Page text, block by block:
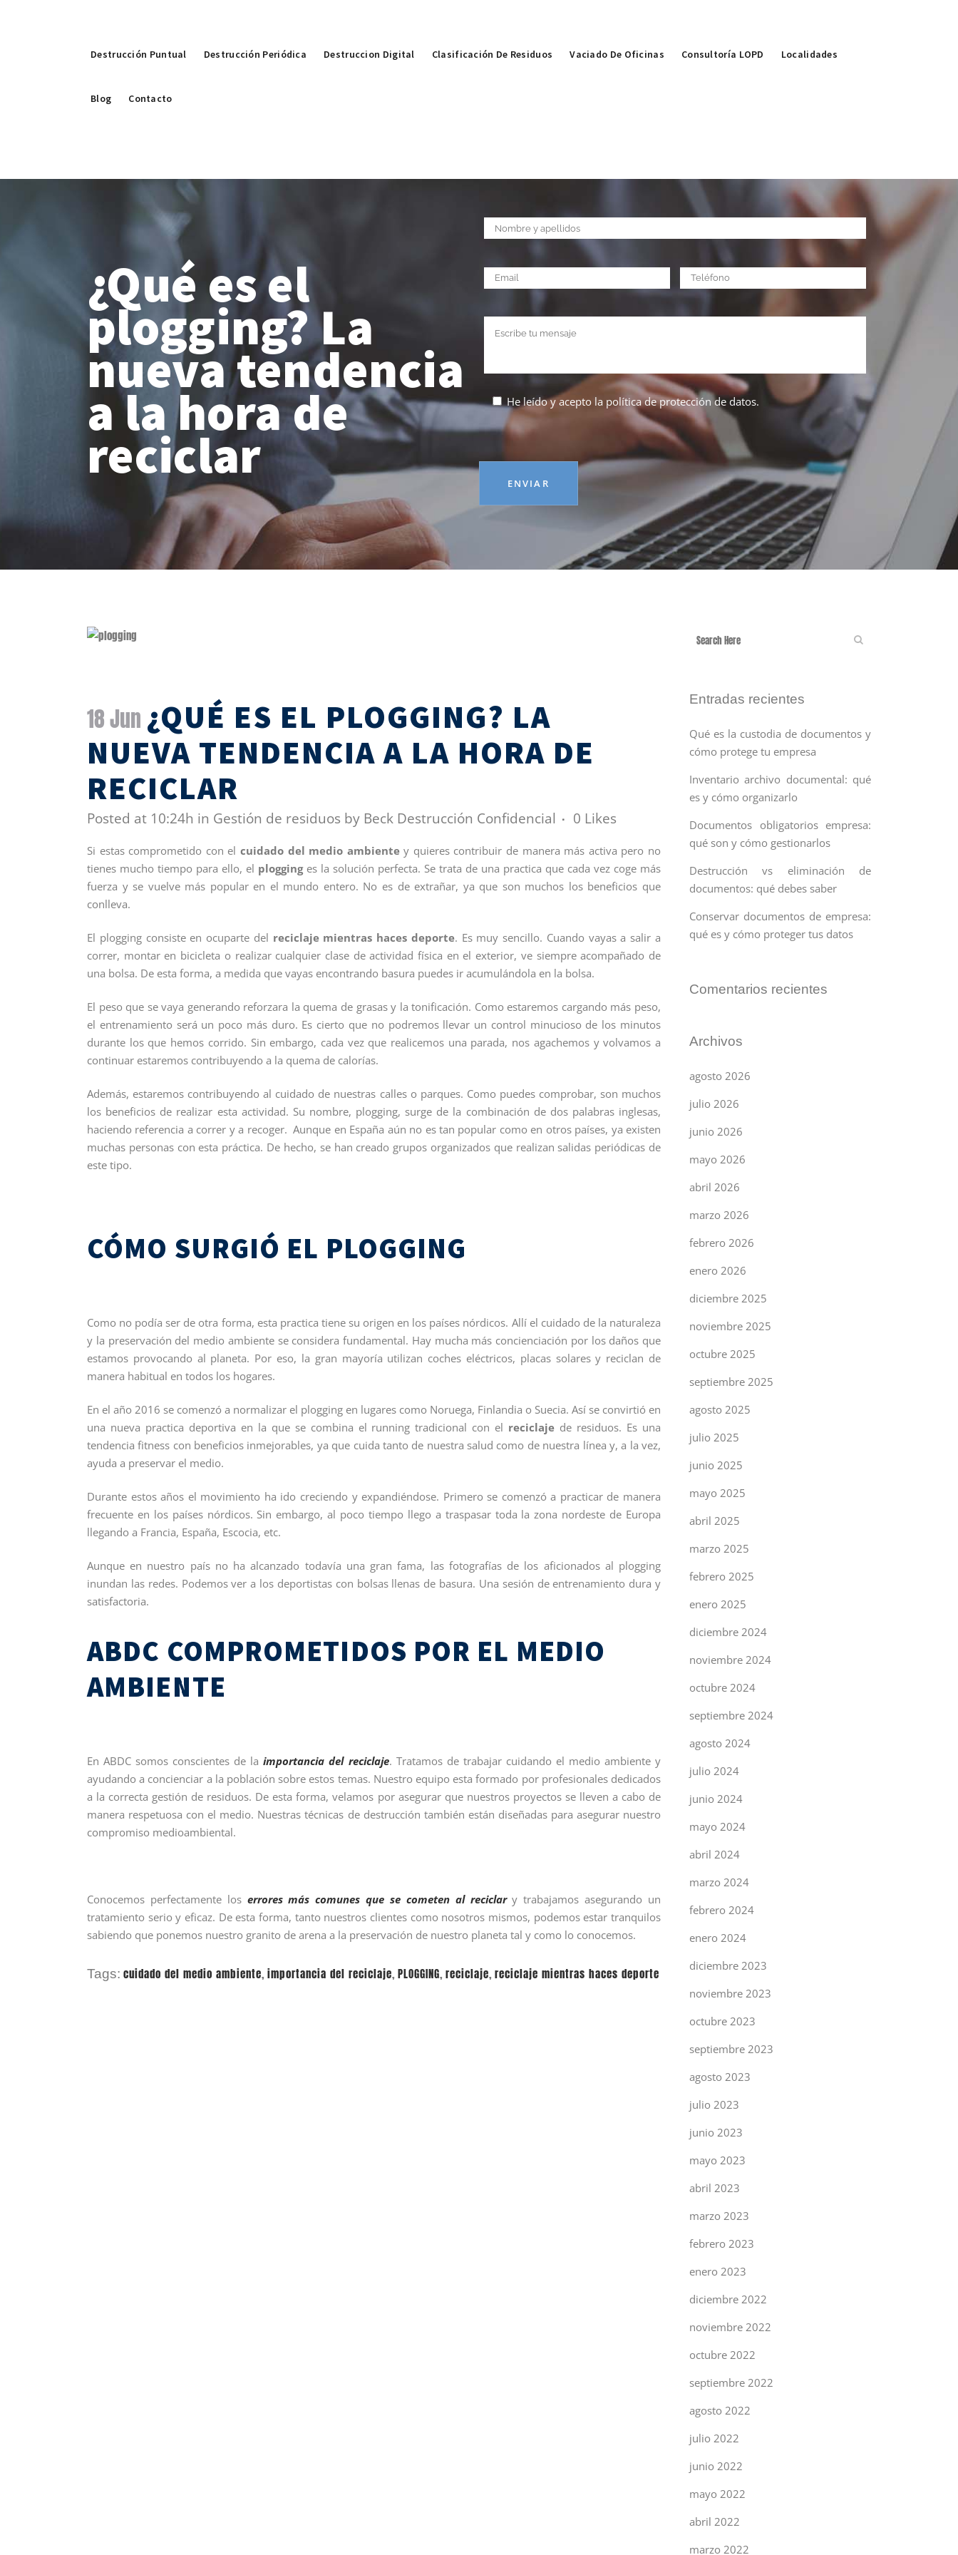
Destrucción Puntual Destrucción Periódica Destruccion Digital Clasificación De Residuos Vaciado De Oficinas Consultoría LOPD Localidades
Blog Contacto
¿Qué es el
plogging? La
nueva tendencia
a la hora de
reciclar
He leído y acepto la política de protección de datos.
18 Jun ¿QUÉ ES EL PLOGGING? LA
NUEVA TENDENCIA A LA HORA DE
RECICLAR
Posted at 10:24h in Gestión de residuos by Beck Destrucción Confidencial 0 Likes
Si estas comprometido con el cuidado del medio ambientey quieres contribuir de manera más activa pero no
tienes mucho tiempo para ello, el plogging es la solución perfecta. Se trata de una practica que cada vez coge más
fuerza y se vuelve más popular en el mundo entero. No es de extrañar, ya que son muchos los beneficios que
conlleva.
El plogging consiste en ocuparte del reciclaje mientras haces deporte. Es muy sencillo. Cuando vayas a salir a
correr, montar en bicicleta o realizar cualquier clase de actividad física en el exterior, ve siempre acompañado de
una bolsa. De esta forma, a medida que vayas encontrando basura puedes ir acumulándola en la bolsa.
El peso que se vaya generando reforzara la quema de grasas y la tonificación. Como estaremos cargando más peso,
el entrenamiento será un poco más duro. Es cierto que no podremos llevar un control minucioso de los minutos
durante los que hemos corrido. Sin embargo, cada vez que realicemos una parada, nos agachemos y volvamos a
continuar estaremos contribuyendo a la quema de calorías.
Además, estaremos contribuyendo al cuidado de nuestras calles o parques. Como puedes comprobar, son muchos
los beneficios de realizar esta actividad. Su nombre, plogging, surge de la combinación de dos palabras inglesas,
haciendo referencia a correr y a recoger. Aunque en España aún no es tan popular como en otros países, ya existen
muchas personas con esta práctica. De hecho, se han creado grupos organizados que realizan salidas periódicas de
este tipo.
CÓMO SURGIÓ EL PLOGGING
Como no podía ser de otra forma, esta practica tiene su origen en los países nórdicos. Allí el cuidado de la naturaleza
y la preservación del medio ambiente se considera fundamental. Hay mucha más concienciación por los daños que
estamos provocando al planeta. Por eso, la gran mayoría utilizan coches eléctricos, placas solares y reciclan de
manera habitual en todos los hogares.
En el año 2016 se comenzó a normalizar el plogging en lugares como Noruega, Finlandia o Suecia. Así se convirtió en
una nueva practica deportiva en la que se combina el running tradicional con el reciclaje de residuos. Es una
tendencia fitness con beneficios inmejorables, ya que cuida tanto de nuestra salud como de nuestra línea y, a la vez,
ayuda a preservar el medio.
Durante estos años el movimiento ha ido creciendo y expandiéndose. Primero se comenzó a practicar de manera
frecuente en los países nórdicos. Sin embargo, al poco tiempo llego a traspasar toda la zona nordeste de Europa
llegando a Francia, España, Escocia, etc.
Aunque en nuestro país no ha alcanzado todavía una gran fama, las fotografías de los aficionados al plogging
inundan las redes. Podemos ver a los deportistas con bolsas llenas de basura. Una sesión de entrenamiento dura y
satisfactoria.
ABDC COMPROMETIDOS POR EL MEDIO
AMBIENTE
En ABDC somos conscientes de laimportancia del reciclaje. Tratamos de trabajar cuidando el medio ambiente y
ayudando a concienciar a la población sobre estos temas. Nuestro equipo esta formado por profesionales dedicados
a la correcta gestión de residuos. De esta forma, velamos por asegurar que nuestros proyectos se lleven a cabo de
manera respetuosa con el medio. Nuestras técnicas de destrucción también están diseñadas para asegurar nuestro
compromiso medioambiental.
Conocemos perfectamente los errores más comunes que se cometen al reciclary trabajamos asegurando un
tratamiento serio y eficaz. De esta forma, tanto nuestros clientes como nosotros mismos, podemos estar tranquilos
sabiendo que ponemos nuestro granito de arena a la preservación de nuestro planeta tal y como lo conocemos.
Tags: cuidado del medio ambiente, importancia del reciclaje, PLOGGING, reciclaje, reciclaje mientras haces deporte
Entradas recientes
Qué es la custodia de documentos y
cómo protege tu empresa
Inventario archivo documental: qué
es y cómo organizarlo
Documentos obligatorios empresa:
qué son y cómo gestionarlos
Destrucción vs eliminación de
documentos: qué debes saber
Conservar documentos de empresa:
qué es y cómo proteger tus datos
Comentarios recientes
Archivos
agosto 2026
julio 2026
junio 2026
mayo 2026
abril 2026
marzo 2026
febrero 2026
enero 2026
diciembre 2025
noviembre 2025
octubre 2025
septiembre 2025
agosto 2025
julio 2025
junio 2025
mayo 2025
abril 2025
marzo 2025
febrero 2025
enero 2025
diciembre 2024
noviembre 2024
octubre 2024
septiembre 2024
agosto 2024
julio 2024
junio 2024
mayo 2024
abril 2024
marzo 2024
febrero 2024
enero 2024
diciembre 2023
noviembre 2023
octubre 2023
septiembre 2023
agosto 2023
julio 2023
junio 2023
mayo 2023
abril 2023
marzo 2023
febrero 2023
enero 2023
diciembre 2022
noviembre 2022
octubre 2022
septiembre 2022
agosto 2022
julio 2022
junio 2022
mayo 2022
abril 2022
marzo 2022